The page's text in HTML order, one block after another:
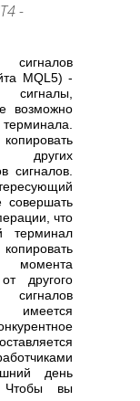
-
MQL5) -
сигналы,
возможно
других
сигналов.
совершать
что
момента
другого
день
Чтобы вы